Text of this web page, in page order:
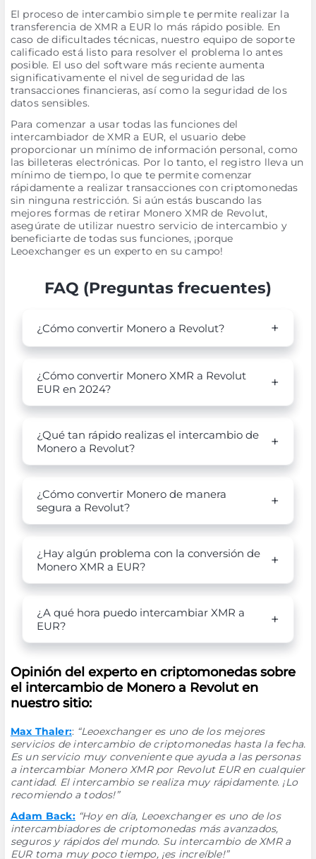
El proceso de intercambio simple te permite realizar la
transferencia de XMR a EUR lo más rápido posible. En
caso de dificultades técnicas, nuestro equipo de soporte
calificado está listo para resolver el problema lo antes
posible. El uso del software más reciente aumenta
significativamente el nivel de seguridad de las
transacciones financieras, así como la seguridad de los
datos sensibles.
Para comenzar a usar todas las funciones del
intercambiador de XMR a EUR, el usuario debe
proporcionar un mínimo de información personal, como
las billeteras electrónicas. Por lo tanto, el registro lleva un
mínimo de tiempo, lo que te permite comenzar
rápidamente a realizar transacciones con criptomonedas
sin ninguna restricción. Si aún estás buscando las
mejores formas de retirar Monero XMR de Revolut,
asegúrate de utilizar nuestro servicio de intercambio y
beneficiarte de todas sus funciones, ¡porque
Leoexchanger es un experto en su campo!
FAQ (Preguntas frecuentes)
¿Cómo convertir Monero a Revolut?
¿Cómo convertir Monero XMR a Revolut
EUR en 2024?
¿Qué tan rápido realizas el intercambio de
Monero a Revolut?
¿Cómo convertir Monero de manera
segura a Revolut?
¿Hay algún problema con la conversión de
Monero XMR a EUR?
¿A qué hora puedo intercambiar XMR a
EUR?
Opinión del experto en criptomonedas sobre
el intercambio de Monero a Revolut en
nuestro sitio:
Max Thaler:: “Leoexchanger es uno de los mejores
servicios de intercambio de criptomonedas hasta la fecha.
Es un servicio muy conveniente que ayuda a las personas
a intercambiar Monero XMR por Revolut EUR en cualquier
cantidad. El intercambio se realiza muy rápidamente. ¡Lo
recomiendo a todos!”
Adam Back: “Hoy en día, Leoexchanger es uno de los
intercambiadores de criptomonedas más avanzados,
seguros y rápidos del mundo. Su intercambio de XMR a
EUR toma muy poco tiempo, ¡es increíble!”